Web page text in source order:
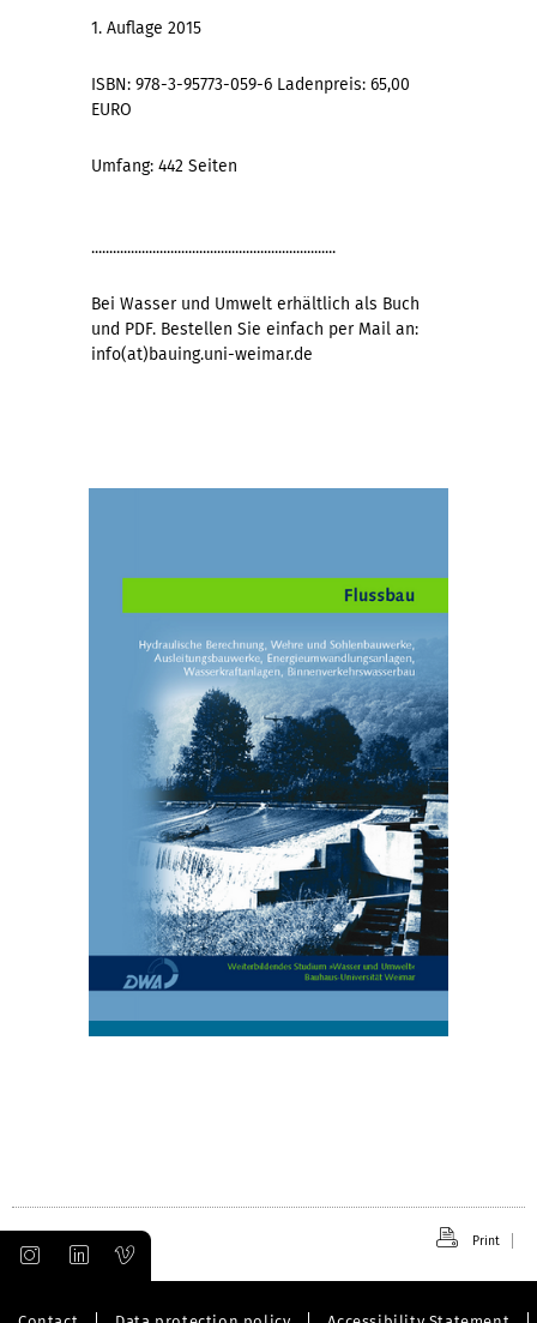
1. Auflage 2015
ISBN: 978-3-95773-059-6 Ladenpreis: 65,00
EURO
Umfang: 442 Seiten
....................................................................
Bei Wasser und Umwelt erhältlich als Buch
und PDF. Bestellen Sie einfach per Mail an:
info(at)bauing.uni-weimar.de
Print